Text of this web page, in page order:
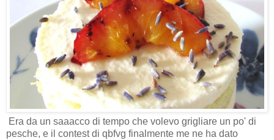
Era da un saaacco di tempo che volevo grigliare un po' di
pesche, e il contest di qbfvg finalmente me ne ha dato